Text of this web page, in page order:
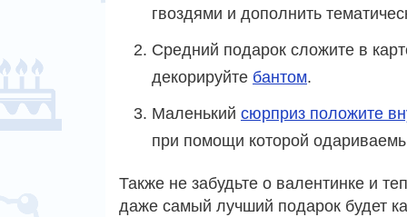
гвоздями и дополнить
Средний подарок сложите в
декорируйте бантом.
Маленький сюрприз положите
при помощи которой
Также не забудьте о валентинке и
даже самый лучший подарок будет